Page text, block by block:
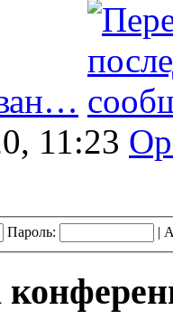
11:23
Пароль: |